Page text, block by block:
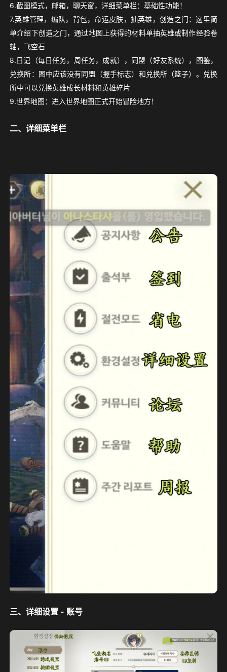
6.截图模式，邮箱，聊天窗，详细菜单栏：基础性功能！
7.英雄管理，编队，背包，命运皮肤，抽英雄，创造之门：这里简
单介绍下创造之门，通过地图上获得的材料单抽英雄或制作经验卷
轴，飞空石
8.日记（每日任务，周任务，成就），同盟（好友系统），图鉴，
兑换所：图中应该没有同盟（握手标志）和兑换所（篮子）。兑换
所中可以兑换英雄成长材料和英雄碎片
9.世界地图：进入世界地图正式开始冒险地方！
二、详细菜单栏
三、详细设置 - 账号